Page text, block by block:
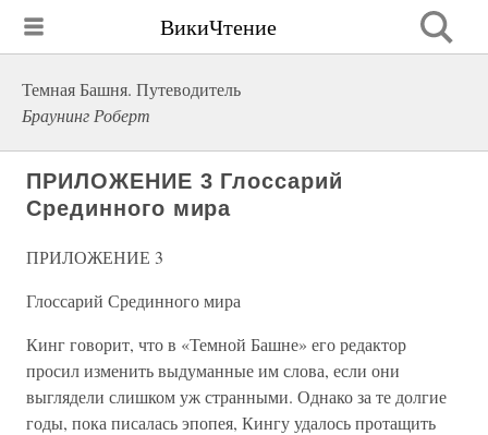
ВикиЧтение
Темная Башня. Путеводитель
Браунинг Роберт
ПРИЛОЖЕНИЕ 3 Глоссарий
Срединного мира
ПРИЛОЖЕНИЕ 3
Глоссарий Срединного мира
Кинг говорит, что в «Темной Башне» его редактор
просил изменить выдуманные им слова, если они
выглядели слишком уж странными. Однако за те долгие
годы, пока писалась эпопея, Кингу удалось протащить